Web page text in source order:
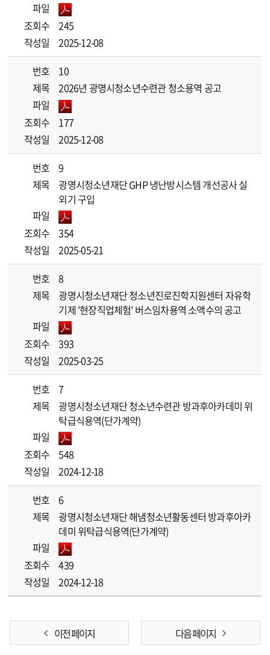
파일
조회수
245
작성일
2025-12-08
번호
10
제목
2026년 광명시청소년수련관 청소용역 공고
파일
조회수
177
작성일
2025-12-08
번호
9
제목
광명시청소년재단 GHP 냉난방시스템 개선공사 실
외기 구입
파일
조회수
354
작성일
2025-05-21
번호
8
제목
광명시청소년재단 청소년진로진학지원센터 자유학
기제 '현장직업체험' 버스임차용역 소액수의 공고
파일
조회수
393
작성일
2025-03-25
번호
7
제목
광명시청소년재단 청소년수련관 방과후아카데미 위
탁급식용역(단가계약)
파일
조회수
548
작성일
2024-12-18
번호
6
제목
광명시청소년재단 해냄청소년활동센터 방과후아카
데미 위탁급식용역(단가계약)
파일
조회수
439
작성일
2024-12-18
이전 페이지 다음 페이지